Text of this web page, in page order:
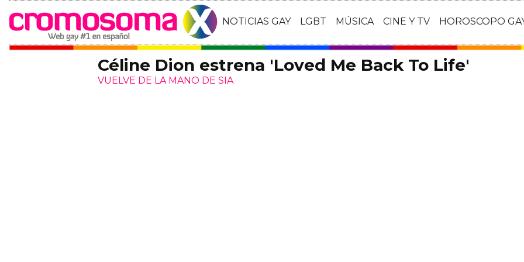
NOTICIAS GAY LGBT MÚSICA CINE Y TV HOROSCOPO
Céline Dion estrena 'Loved Me Back To Life'
VUELVE DE LA MANO DE SIA